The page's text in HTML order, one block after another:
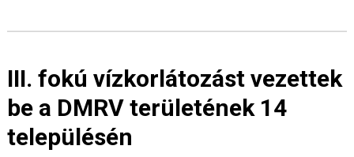
III. fokú vízkorlátozást vezettek
be a DMRV területének 14
településén